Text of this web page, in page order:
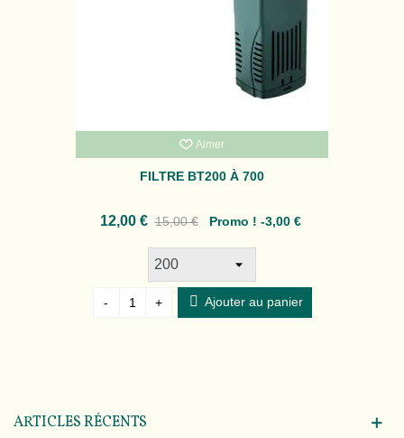
Aimer
FILTRE BT200 À 700
12,00 € 15,00 € Promo ! -3,00 €
- + Ajouter au panier
ARTICLES RÉCENTS